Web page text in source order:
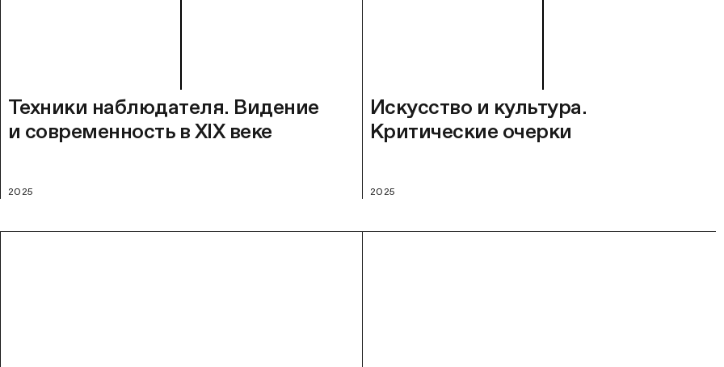
Техники наблюдателя. Видение
и современность в XIX веке
2025
Искусство и культура.
Критические очерки
2025